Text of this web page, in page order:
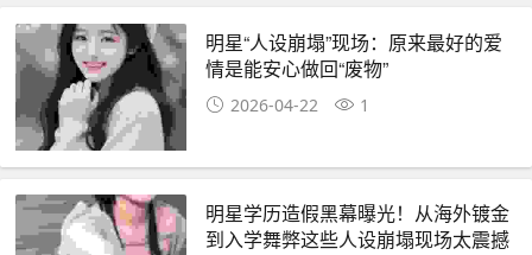
明星“人设崩塌”现场：原来最好的爱
情是能安心做回“废物”
2026-04-22 1
明星学历造假黑幕曝光！从海外镀金
到入学舞弊这些人设崩塌现场太震撼